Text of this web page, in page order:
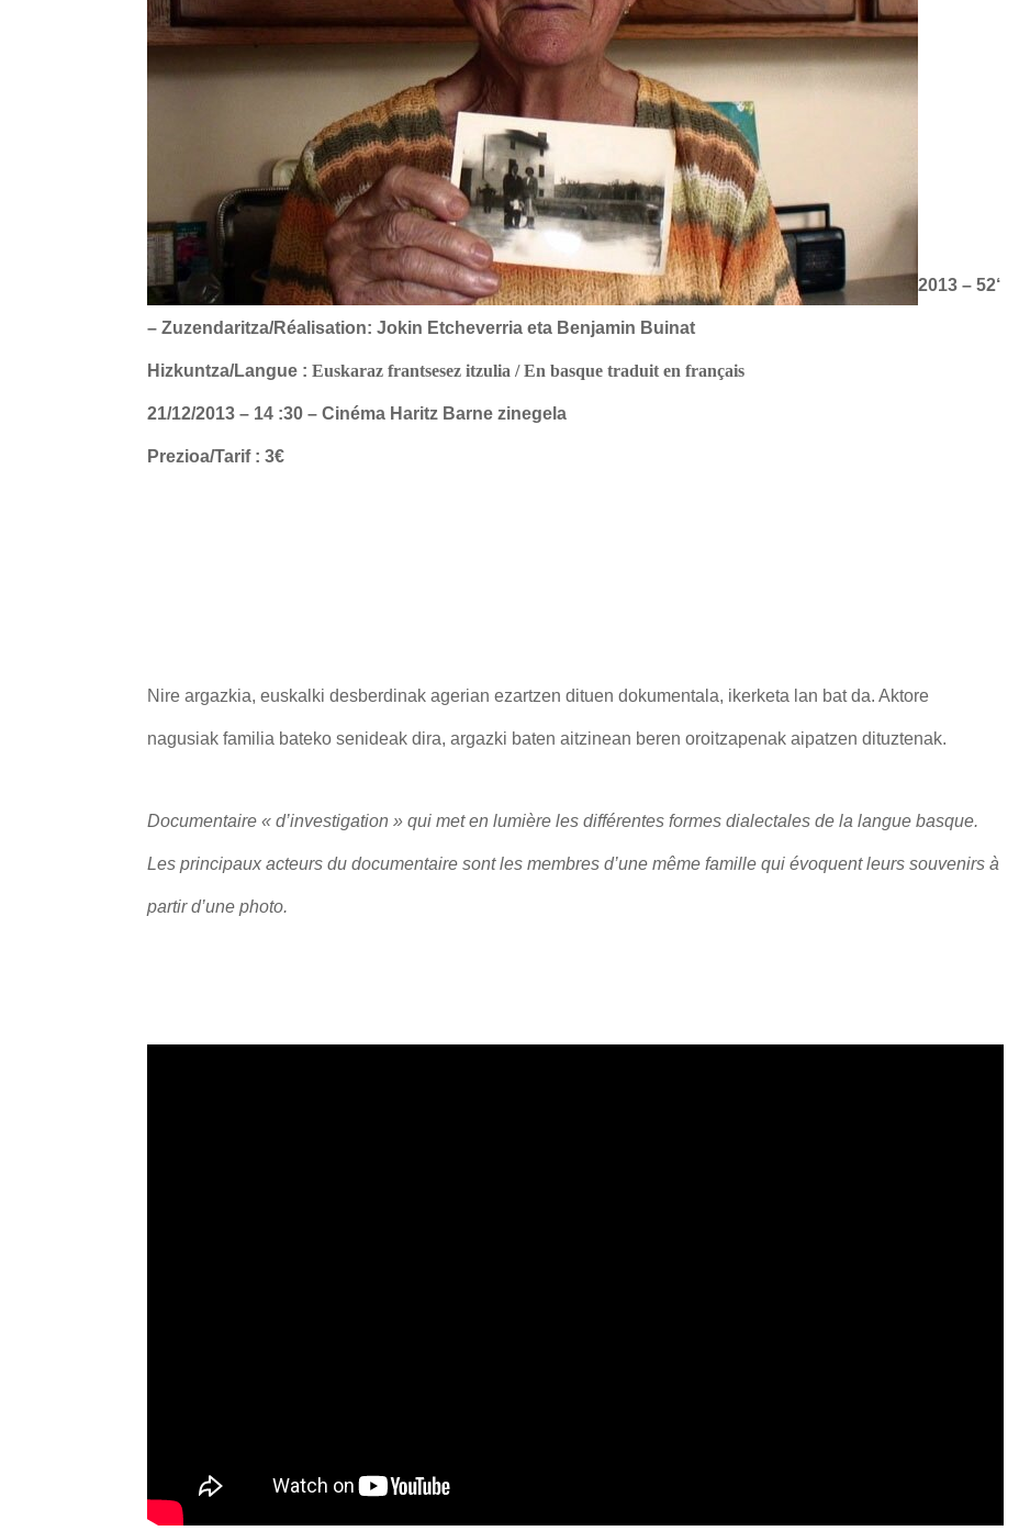
2013 –52‘
– Zuzendaritza/Réalisation:Jokin Etcheverriaeta Benjamin Buinat
Hizkuntza/Langue :Euskaraz frantsesezitzulia / En basquetraduit en français
21/12/2013 – 14 :30 –Cinéma Haritz Barne zinegela
Prezioa/Tarif :3€
Nire argazkia, euskalki desberdinak agerian ezartzen dituen dokumentala, ikerketa lan bat da. Aktore
nagusiak familia bateko senideak dira, argazki baten aitzinean beren oroitzapenak aipatzen dituztenak.
Documentaire « d’investigation » qui met en lumière les différentes formes dialectales de la langue basque.
Les principaux acteurs du documentaire sont les membres d’une même famille qui évoquent leurs souvenirs à
partir d’une photo.